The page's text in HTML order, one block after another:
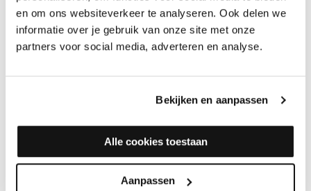
en om ons websiteverkeer te analyseren. Ook delen we
informatie over je gebruik van onze site met onze
partners voor social media, adverteren en analyse.
Bekijken en aanpassen
Alle cookies toestaan
Aanpassen